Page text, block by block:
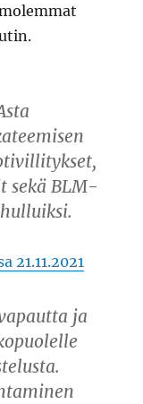
sekä BLM-
21.11.2021
ja